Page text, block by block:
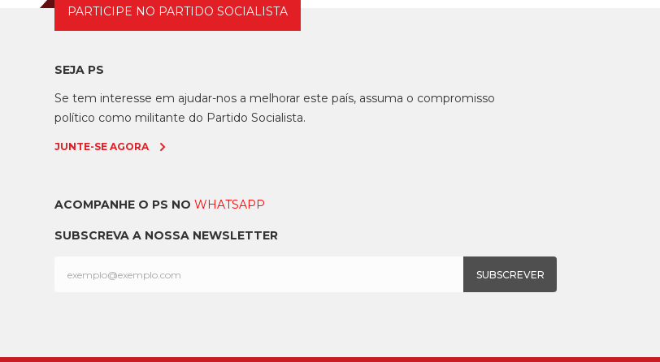
PARTICIPE NO PARTIDO SOCIALISTA
SEJA PS
Se tem interesse em ajudar-nos a melhorar este país, assuma o compromisso
político como militante do Partido Socialista.
JUNTE-SE AGORA
ACOMPANHE O PS NOWHATSAPP
SUBSCREVA A NOSSA NEWSLETTER